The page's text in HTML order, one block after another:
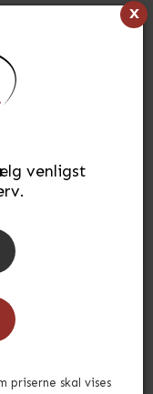
x
venligst
priserne skal vises